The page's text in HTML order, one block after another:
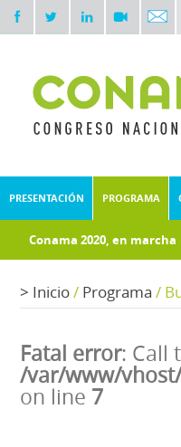
PRESENTACIÓN PROGRAMA
Conama 2020, en marcha
> Inicio/ Programa /
Fatal error: Call
/var/www/
on line 7